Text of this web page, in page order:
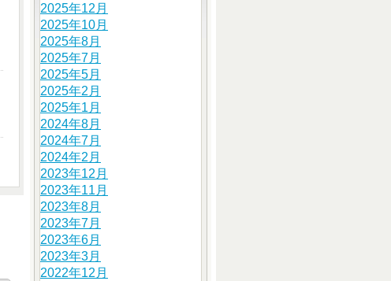
2025年12月
2025年10月
2025年8月
2025年7月
2025年5月
2025年2月
2025年1月
2024年8月
2024年7月
2024年2月
2023年12月
2023年11月
2023年8月
2023年7月
2023年6月
2023年3月
2022年12月